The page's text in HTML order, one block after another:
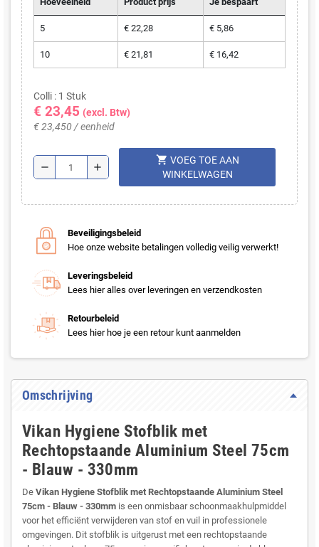
5 € 22,28 € 5,86
10 € 21,81 € 16,42
Colli : 1 Stuk
€ 23,45 (excl. Btw)
€ 23,450 / eenheid
remove add
shopping_cart VOEG TOE AAN
WINKELWAGEN
Beveiligingsbeleid
Hoe onze website betalingen volledig veilig verwerkt!
Leveringsbeleid
Lees hier alles over leveringen en verzendkosten
Retourbeleid
Lees hier hoe je een retour kunt aanmelden
Omschrijving
Vikan Hygiene Stofblik met
Rechtopstaande Aluminium Steel 75cm
- Blauw - 330mm
De Vikan Hygiene Stofblik met Rechtopstaande Aluminium Steel
75cm - Blauw - 330mm is een onmisbaar schoonmaakhulpmiddel
voor het efficiënt verwijderen van stof en vuil in professionele
omgevingen. Dit stofblik is uitgerust met een rechtopstaande